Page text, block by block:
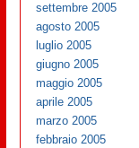
settembre 2005
agosto 2005
luglio 2005
giugno 2005
maggio 2005
aprile 2005
marzo 2005
febbraio 2005